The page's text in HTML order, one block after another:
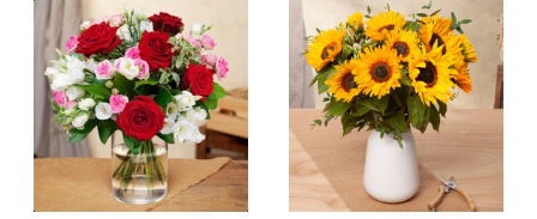
Japon à l'adresse de votre choix par les fleurs à proximité de
votre destinataire. Commandez avant 16h et votre bouquet
vous sera offert et vous l'achèterez les derniers jours. Quelque
soit l'événement à célébrer (Naissance, anniversaire, mariage,
remerciements, ...) faites confiance à Universal Flower pour une
livraison de fleurs réussie !